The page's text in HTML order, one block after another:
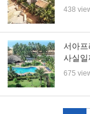
438
서아
사실
675